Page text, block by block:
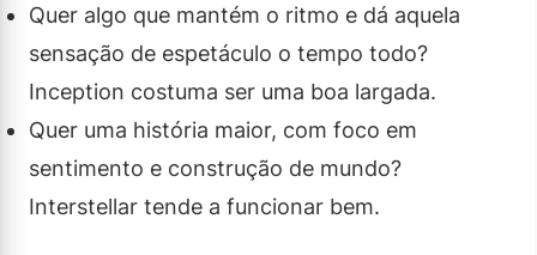
Quer algo que mantém o ritmo e dá aquela
sensação de espetáculo o tempo todo?
Inception costuma ser uma boa largada.
Quer uma história maior, com foco em
sentimento e construção de mundo?
Interstellar tende a funcionar bem.